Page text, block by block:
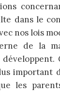
dans le
nos lois
de la
important
les